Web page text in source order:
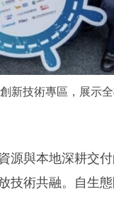
新技術專區，展示
源與本地深耕交
技術共融。自生